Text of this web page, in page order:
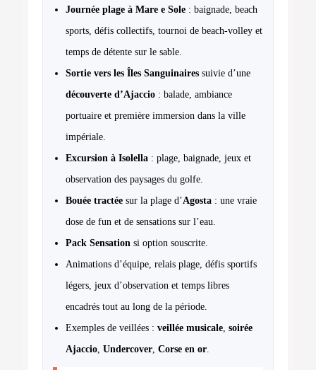
Journée plage à Mare e Sole : baignade, beach
sports, défis collectifs, tournoi de beach-volley et
temps de détente sur le sable.
Sortie vers les Îles Sanguinaires suivie d’une
découverte d’Ajaccio : balade, ambiance
portuaire et première immersion dans la ville
impériale.
Excursion à Isolella : plage, baignade, jeux et
observation des paysages du golfe.
Bouée tractée sur la plage d’Agosta : une vraie
dose de fun et de sensations sur l’eau.
Pack Sensation si option souscrite.
Animations d’équipe, relais plage, défis sportifs
légers, jeux d’observation et temps libres
encadrés tout au long de la période.
Exemples de veillées : veillée musicale, soirée
Ajaccio, Undercover, Corse en or.